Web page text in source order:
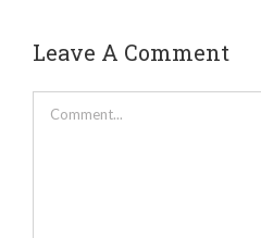
Leave A Comment